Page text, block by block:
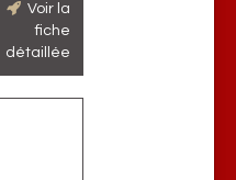
Voir la
fiche
détaillée